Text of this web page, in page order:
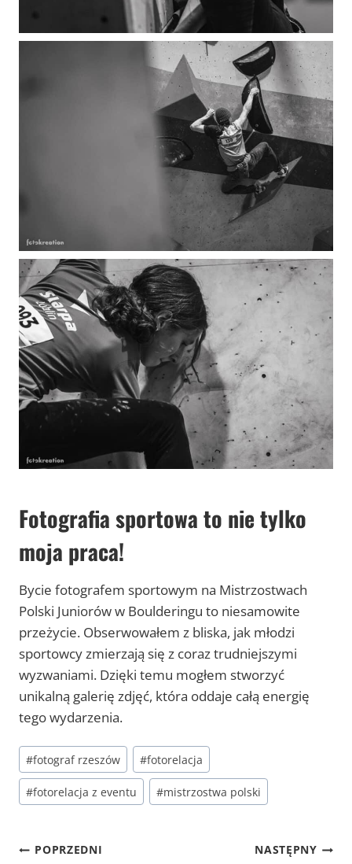
Fotografia sportowa to nie tylko
moja praca!
Bycie fotografem sportowym na Mistrzostwach
Polski Juniorów w Boulderingu to niesamowite
przeżycie. Obserwowałem z bliska, jak młodzi
sportowcy zmierzają się z coraz trudniejszymi
wyzwaniami. Dzięki temu mogłem stworzyć
unikalną galerię zdjęć, która oddaje całą energię
tego wydarzenia.
Tagi
wpisu:
#fotograf rzeszów #fotorelacja
#fotorelacja z eventu #mistrzostwa polski
Nawigacja
POPRZEDNI NASTĘPNY